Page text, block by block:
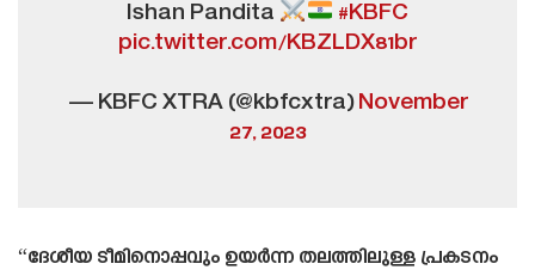
Ishan Pandita
#KBFC
pic.twitter.com/KBZLDX81br
— KBFC XTRA (@kbfcxtra)November
27, 2023
“ദേശീയ ടീമിനൊപ്പവും ഉയർന്ന തലത്തിലുള്ള പ്രകടനം